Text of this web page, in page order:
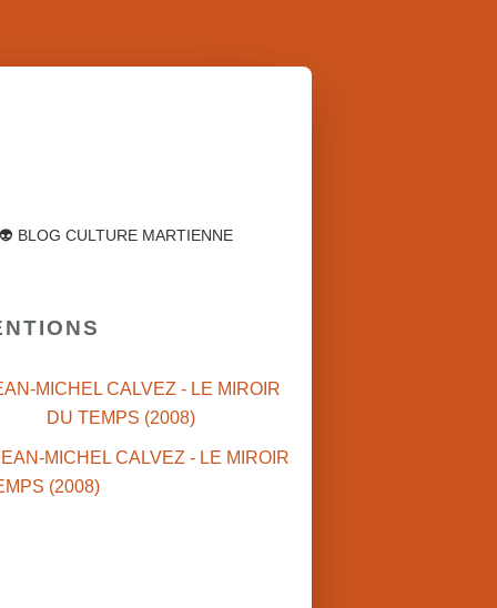
👽 BLOG CULTURE MARTIENNE
MICHEL CALVEZ - LE MIROIR
DU TEMPS (2008)